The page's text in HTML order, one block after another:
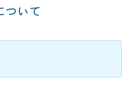
ついて